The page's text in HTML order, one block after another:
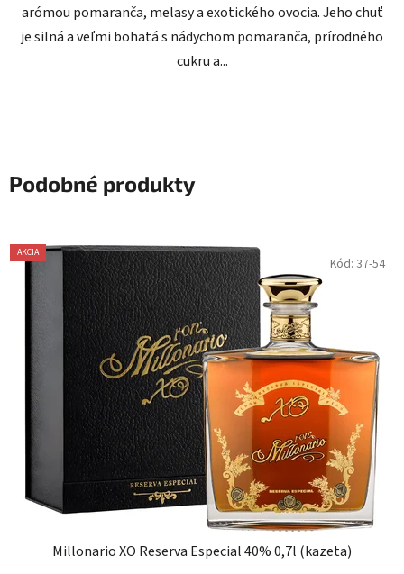
arómou pomaranča, melasy a exotického ovocia. Jeho chuť
je silná a veľmi bohatá s nádychom pomaranča, prírodného
cukru a...
Podobné produkty
AKCIA
Millonario XO Reserva Especial 40% 0,7l (kazeta)
Kód: 37-54